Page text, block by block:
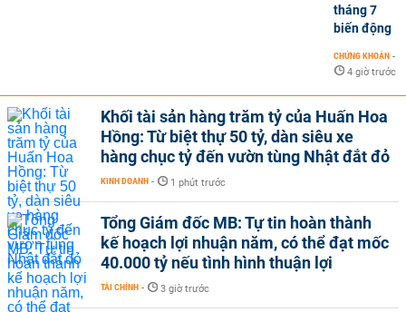
tháng 7
biến động
CHỨNG KHOÁN -
4 giờ trước
Khối tài sản hàng trăm tỷ của Huấn Hoa
Hồng: Từ biệt thự 50 tỷ, dàn siêu xe
hàng chục tỷ đến vườn tùng Nhật đắt đỏ
KINH DOANH - 1 phút trước
Tổng Giám đốc MB: Tự tin hoàn thành
kế hoạch lợi nhuận năm, có thể đạt mốc
40.000 tỷ nếu tình hình thuận lợi
TÀI CHÍNH - 3 giờ trước